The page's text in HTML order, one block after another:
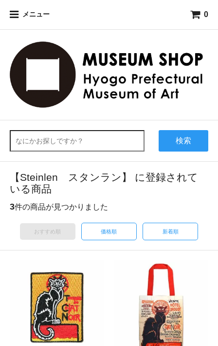
メニュー 0
検索
【Steinlen スタンラン】 に登録されて
いる商品
3件の商品が見つかりました
おすすめ順 価格順 新着順